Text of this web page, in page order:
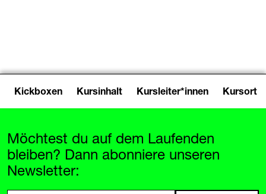
Kickboxen Kursinhalt Kursleiter*innen Kursort
Möchtest du auf dem Laufenden
bleiben? Dann abonniere unseren
Newsletter: